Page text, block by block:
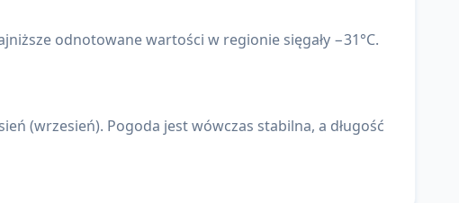
odnotowane wartości w regionie sięgały −31°C.
(wrzesień). Pogoda jest wówczas stabilna, a długość